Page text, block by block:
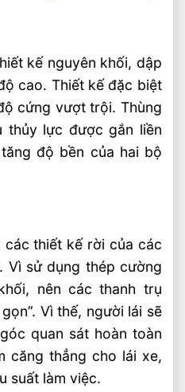
kế nguyên khối, dập
cao. Thiết kế đặc biệt
cứng vượt trội. Thùng
thủy lực được gắn liền
độ bền của hai bộ
thiết kế rời của các
Vì sử dụng thép cường
nên các thanh trụ
Vì thế, người lái sẽ
quan sát hoàn toàn
căng thẳng cho lái xe,
suất làm việc.